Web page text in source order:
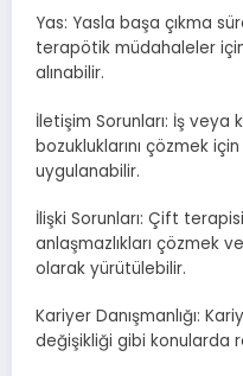
Yas: Yasla başa çıkma
terapötik müdahaleler
alınabilir.
İletişim Sorunları: İş veya
bozukluklarını çözmek
uygulanabilir.
İlişki Sorunları: Çift
anlaşmazlıkları çözmek
olarak yürütülebilir.
Kariyer Danışmanlığı:
değişikliği gibi konularda